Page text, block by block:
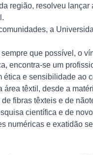
região, resolveu
a
que possível, o
encontra-se um
e sensibilidade ao
têxtil, desde a
fibras têxteis e de
científica e de
numéricas e exatidão